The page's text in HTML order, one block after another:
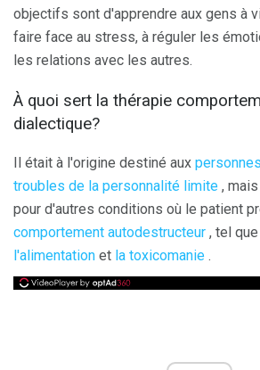
objectifs sont d'apprendre aux gens à
faire face au stress, à réguler les
les relations avec les autres.
À quoi sert la thérapie
dialectique?
Il était à l'origine destiné aux
troubles de la personnalité limite ,
pour d'autres conditions où le patient
comportement autodestructeur , tel que
l'alimentation et la toxicomanie .